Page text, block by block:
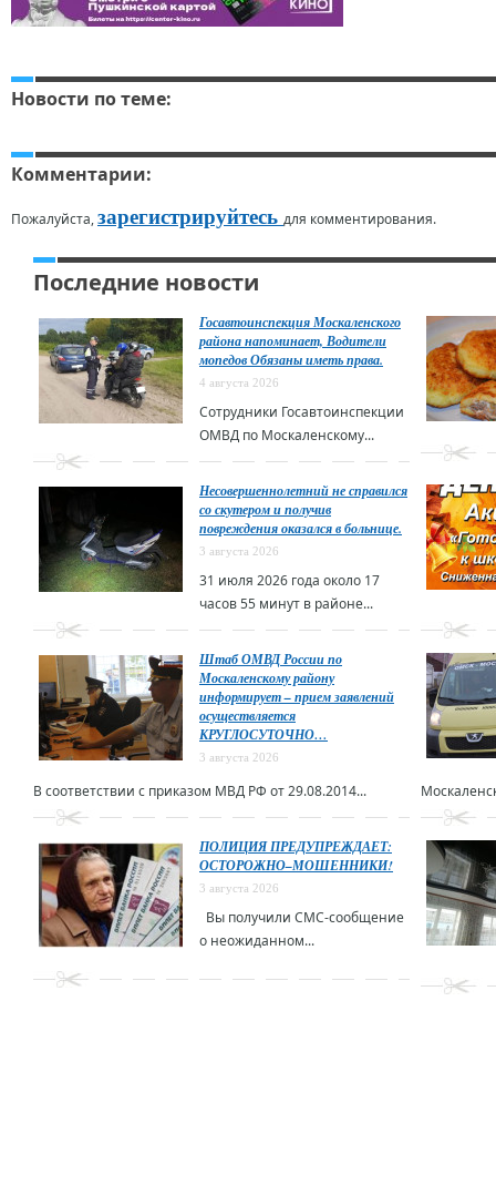
Новости по теме:
Комментарии:
Пожалуйста,зарегистрируйтесь для комментирования.
Последние новости
Госавтоинспекция Москаленского
района напоминает, Водители
мопедов Обязаны иметь права.
4 августа 2026
Сотрудники Госавтоинспекции
ОМВД по Москаленскому...
Несовершеннолетний не справился
со скутером и получив
повреждения оказался в больнице.
3 августа 2026
31 июля 2026 года около 17
часов 55 минут в районе...
Штаб ОМВД России по
Москаленскому району
информирует – прием заявлений
осуществляется
КРУГЛОСУТОЧНО…
3 августа 2026
В соответствии с приказом МВД РФ от 29.08.2014...
ПОЛИЦИЯ ПРЕДУПРЕЖДАЕТ:
ОСТОРОЖНО–МОШЕННИКИ!
3 августа 2026
Вы получили СМС-сообщение
о неожиданном...